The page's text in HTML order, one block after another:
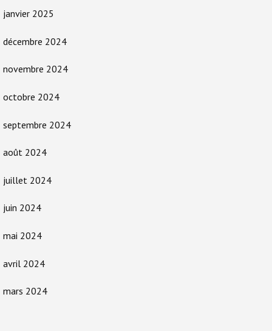
janvier 2025
décembre 2024
novembre 2024
octobre 2024
septembre 2024
août 2024
juillet 2024
juin 2024
mai 2024
avril 2024
mars 2024